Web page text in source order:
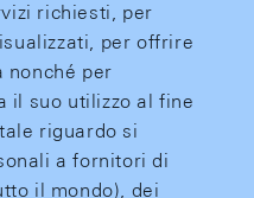
richiesti, per
per offrire
nonché per
il suo utilizzo al fine
riguardo si
a fornitori di
il mondo), dei